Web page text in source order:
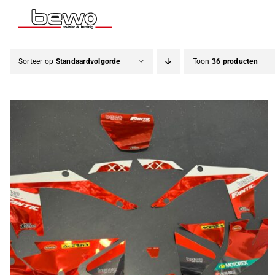
naar
Sorteer op Standaardvolgorde Toon 36 producten